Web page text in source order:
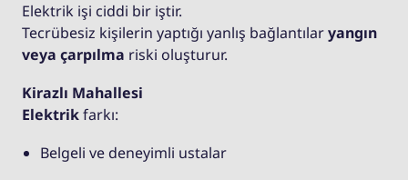
Elektrik işi ciddi bir iştir.
Tecrübesiz kişilerin yaptığı yanlış bağlantılaryangın
veya çarpılma riski oluşturur.
Kirazlı Mahallesi
Elektrikfarkı:
Belgeli ve deneyimli ustalar